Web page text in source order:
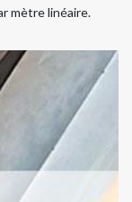
mètre linéaire.